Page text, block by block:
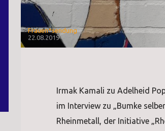
Frauen*sendung
22.08.2019
Irmak Kamali zu Adelheid
im Interview zu „Bumke
Rheinmetall, der Initiative